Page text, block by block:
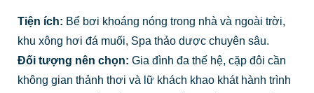
Tiện ích: Bể bơi khoáng nóng trong nhà và ngoài trời,
khu xông hơi đá muối, Spa thảo dược chuyên sâu.
Đối tượng nên chọn: Gia đình đa thế hệ, cặp đôi cần
không gian thảnh thơi và lữ khách khao khát hành trình